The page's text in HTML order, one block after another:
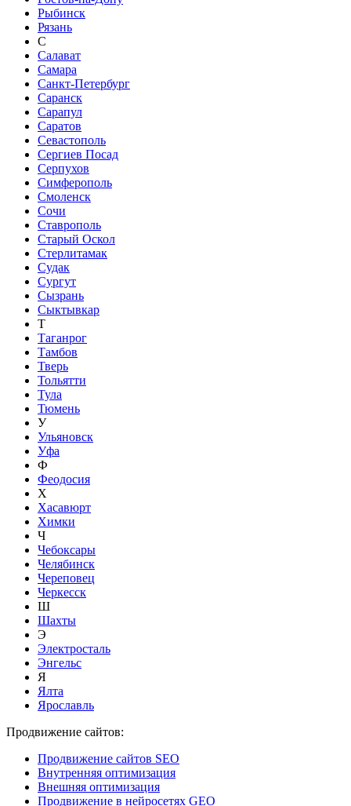
Рыбинск
Рязань
С
Салават
Самара
Санкт-Петербург
Саранск
Сарапул
Саратов
Севастополь
Сергиев Посад
Серпухов
Симферополь
Смоленск
Сочи
Ставрополь
Старый Оскол
Стерлитамак
Судак
Сургут
Сызрань
Сыктывкар
Т
Таганрог
Тамбов
Тверь
Тольятти
Тула
Тюмень
У
Ульяновск
Уфа
Ф
Феодосия
Х
Хасавюрт
Химки
Ч
Чебоксары
Челябинск
Череповец
Черкесск
Ш
Шахты
Э
Электросталь
Энгельс
Я
Ялта
Ярославль
Продвижение сайтов:
Продвижение сайтов SEO
Внутренняя оптимизация
Внешняя оптимизация
Продвижение в нейросетях GEO